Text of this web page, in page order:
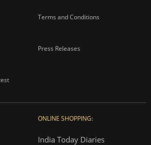
Terms and Conditions
Press Releases
ONLINE SHOPPING:
India Today Diaries